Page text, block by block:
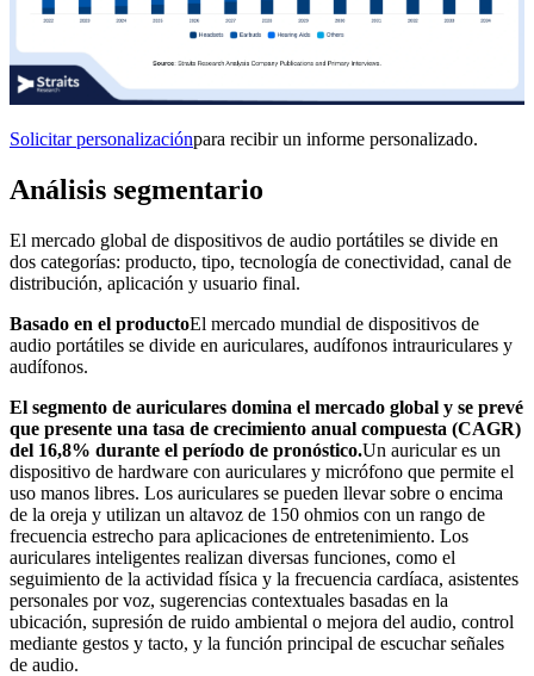
Solicitar personalizaciónpara recibir un informe personalizado.
Análisis segmentario
El mercado global de dispositivos de audio portátiles se divide en
dos categorías: producto, tipo, tecnología de conectividad, canal de
distribución, aplicación y usuario final.
Basado en el productoEl mercado mundial de dispositivos de
audio portátiles se divide en auriculares, audífonos intrauriculares y
audífonos.
El segmento de auriculares domina el mercado global y se prevé
que presente una tasa de crecimiento anual compuesta (CAGR)
del 16,8% durante el período de pronóstico.Un auricular es un
dispositivo de hardware con auriculares y micrófono que permite el
uso manos libres. Los auriculares se pueden llevar sobre o encima
de la oreja y utilizan un altavoz de 150 ohmios con un rango de
frecuencia estrecho para aplicaciones de entretenimiento. Los
auriculares inteligentes realizan diversas funciones, como el
seguimiento de la actividad física y la frecuencia cardíaca, asistentes
personales por voz, sugerencias contextuales basadas en la
ubicación, supresión de ruido ambiental o mejora del audio, control
mediante gestos y tacto, y la función principal de escuchar señales
de audio.